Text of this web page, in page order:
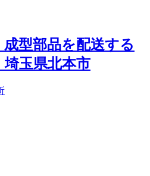
成型部品を配送する
玉県北本市